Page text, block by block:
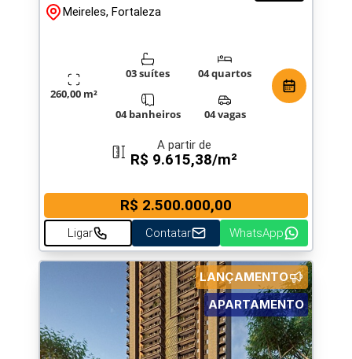
Meireles, Fortaleza
260,00 m²
03 suítes 04 quartos
04 banheiros 04 vagas
A partir de
R$ 9.615,38/m²
R$ 2.500.000,00
Ligar Contatar WhatsApp
APARTAMENTO
LANÇAMENTO